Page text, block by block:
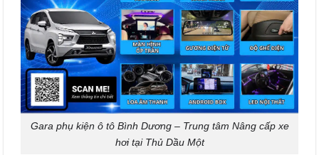
Gara phụ kiện ô tô Bình Dương – Trung tâm Nâng cấp xe
hơi tại Thủ Dầu Một